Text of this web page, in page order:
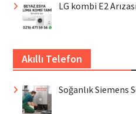
LG kombi E2
Akıllı Telefon
Soğanlık Siemens